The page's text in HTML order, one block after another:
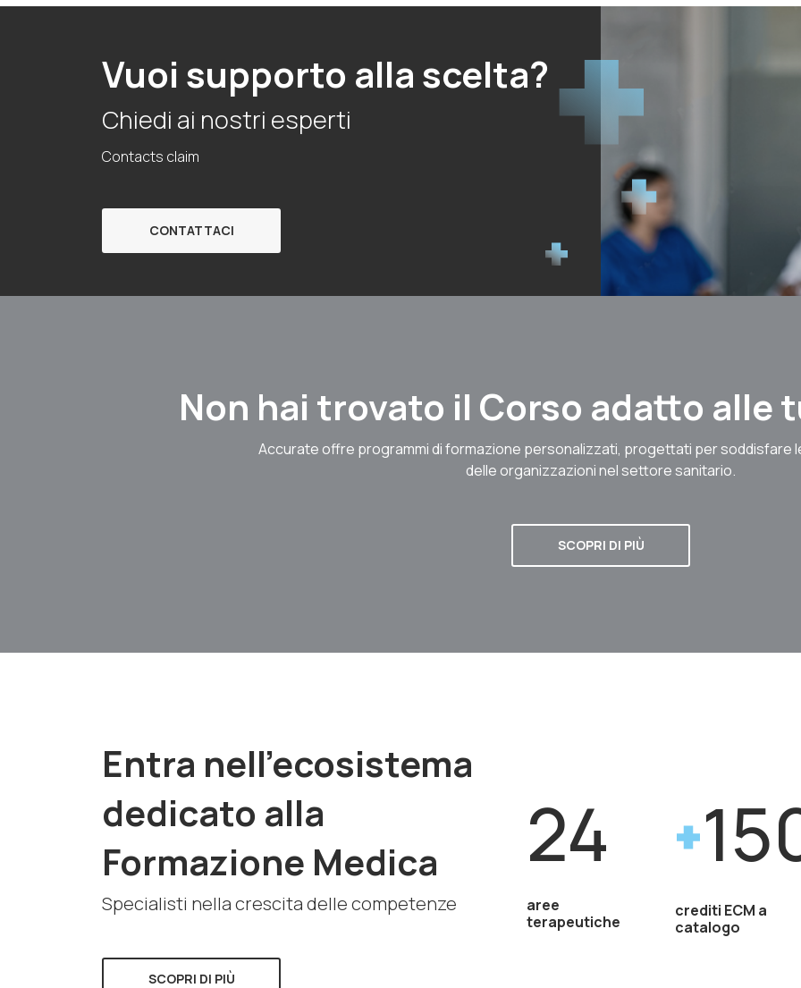
Vuoi supporto alla scelta?
Chiedi ai nostri esperti
Contacts claim
CONTATTACI
Non hai trovato il Corso adatto alle
Accurate offre programmi di formazione personalizzati, progettati per soddisfare
delle organizzazioni nel settore sanitario.
SCOPRI DI PIÙ
Entra nell'ecosistema
dedicato alla
Formazione Medica
Specialisti nella crescita delle competenze
SCOPRI DI PIÙ
24
aree
terapeutiche
crediti ECM a
catalogo